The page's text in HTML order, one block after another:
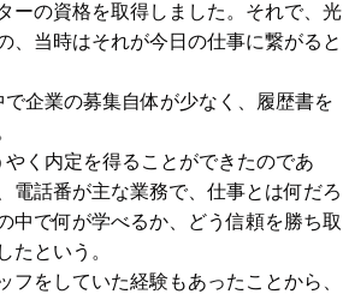
ーの資格を取得しました。それで、光
、当時はそれが今日の仕事に繋がると
企業の募集自体が少なく、履歴書を
く内定を得ることができたのであ
電話番が主な業務で、仕事とは何だろ
中で何が学べるか、どう信頼を勝ち取
たという。
をしていた経験もあったことから、